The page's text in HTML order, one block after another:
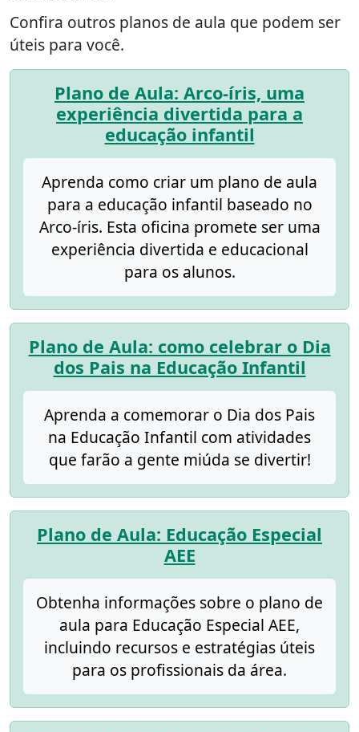
Confira outros planos de aula que podem ser
úteis para você.
Plano de Aula: Arco-íris, uma
experiência divertida para a
educação infantil
Aprenda como criar um plano de aula
para a educação infantil baseado no
Arco-íris. Esta oficina promete ser uma
experiência divertida e educacional
para os alunos.
Plano de Aula: como celebrar o Dia
dos Pais na Educação Infantil
Aprenda a comemorar o Dia dos Pais
na Educação Infantil com atividades
que farão a gente miúda se divertir!
Plano de Aula: Educação Especial
AEE
Obtenha informações sobre o plano de
aula para Educação Especial AEE,
incluindo recursos e estratégias úteis
para os profissionais da área.